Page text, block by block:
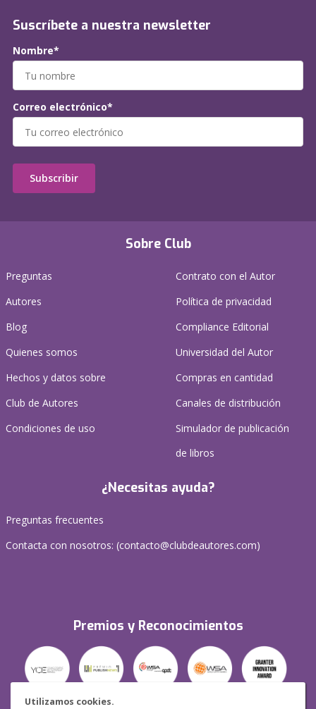
Utilizamos cookies.
Sobre Club
Preguntas
Autores
Blog
Quienes somos
Hechos y datos sobre
Club de Autores
Condiciones de uso
Contrato con el Autor
Política de privacidad
Compliance Editorial
Universidad del Autor
Compras en cantidad
Canales de distribución
Simulador de publicación
de libros
¿Necesitas ayuda?
Preguntas frecuentes
Contacta con nosotros: (contacto@clubdeautores.com)
Premios y Reconocimientos
Suscríbete a nuestra newsletter
Nombre*
Correo electrónico*
Subscribir